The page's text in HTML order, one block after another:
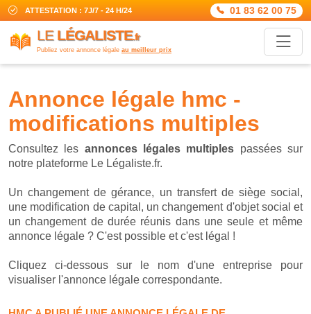
ATTESTATION : 7J/7 - 24 H/24 01 83 62 00 75
LE LÉGALISTE.fr
Publiez votre annonce légale au meilleur prix
annonce légale hmc -
modifications multiples
Consultez les annonces légales multiples passées sur
notre plateforme Le Légaliste.fr.
Un changement de gérance, un transfert de siège social,
une modification de capital, un changement d'objet social et
un changement de durée réunis dans une seule et même
annonce légale ? C'est possible et c'est légal !
Cliquez ci-dessous sur le nom d'une entreprise pour
visualiser l'annonce légale correspondante.